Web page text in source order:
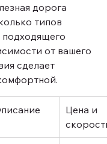
дорога
типов
от вашего
сделает
Цена и
скорость